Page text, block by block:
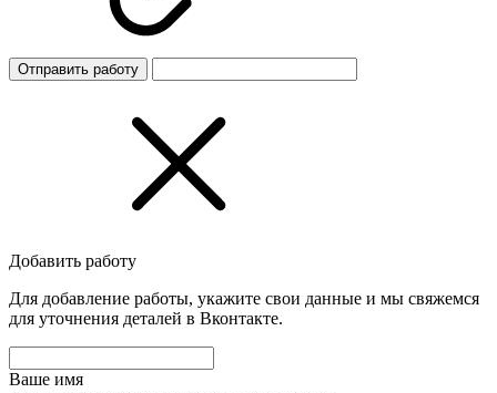
Отправить работу
Добавить работу
Для добавление работы, укажите свои данные и мы свяжемся
для уточнения деталей в Вконтакте.
Ваше имя